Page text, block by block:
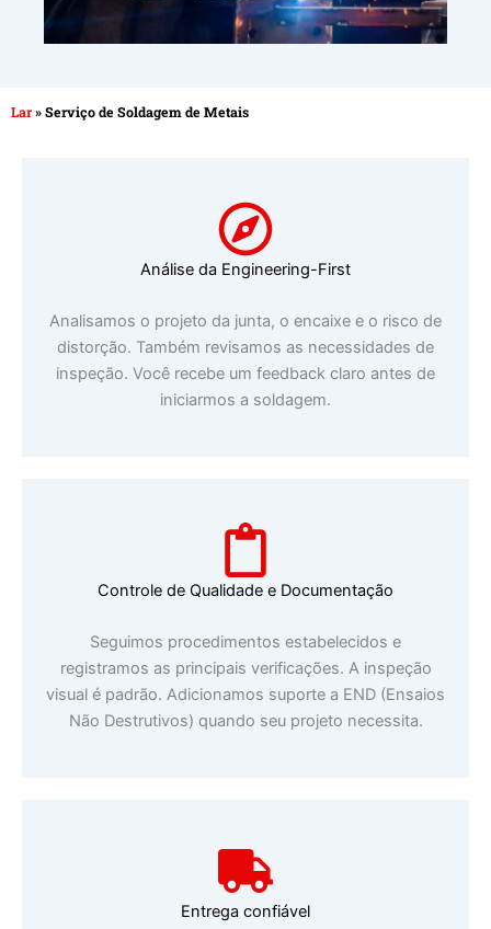
Lar»Serviço de Soldagem de Metais
Análise da Engineering-First
Analisamos o projeto da junta, o encaixe e o risco de
distorção. Também revisamos as necessidades de
inspeção. Você recebe um feedback claro antes de
iniciarmos a soldagem.
Controle de Qualidade e Documentação
Seguimos procedimentos estabelecidos e
registramos as principais verificações. A inspeção
visual é padrão. Adicionamos suporte a END (Ensaios
Não Destrutivos) quando seu projeto necessita.
Entrega confiável